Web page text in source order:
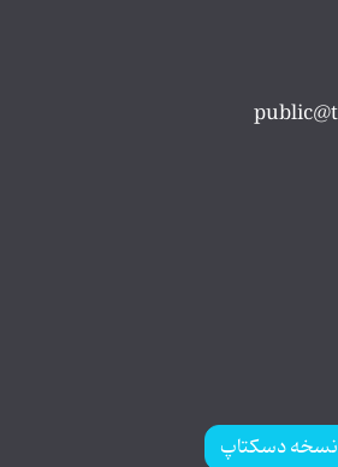
نسخه دسکتاپ